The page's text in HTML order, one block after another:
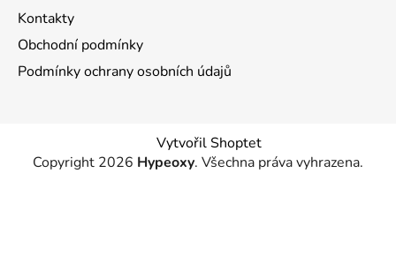
Kontakty
Obchodní podmínky
Podmínky ochrany osobních údajů
Vytvořil Shoptet
Copyright 2026 Hypeoxy. Všechna práva vyhrazena.